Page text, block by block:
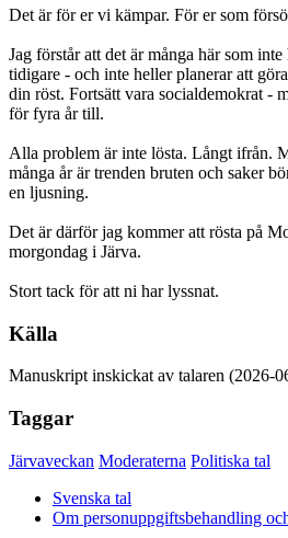
Det är för er vi kämpar. För er som
Jag förstår att det är många här som
tidigare - och inte heller planerar att
din röst. Fortsätt vara socialdemokrat -
för fyra år till.
Alla problem är inte lösta. Långt ifrån.
många år är trenden bruten och saker
en ljusning.
Det är därför jag kommer att rösta på
morgondag i Järva.
Stort tack för att ni har lyssnat.
Källa
Manuskript inskickat av talaren (2026-
Taggar
Järvaveckan Moderaterna Politiska tal
Svenska tal
Om personuppgiftsbehandling